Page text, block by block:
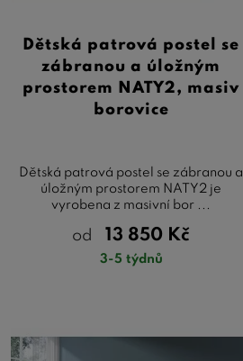
Dětská patrová postel se
zábranou a úložným
prostorem NATY2, masiv
borovice
Dětská patrová postel se zábranou a
úložným prostorem NATY2 je
vyrobena z masivní bor ...
od 13 850 Kč
3-5 týdnů